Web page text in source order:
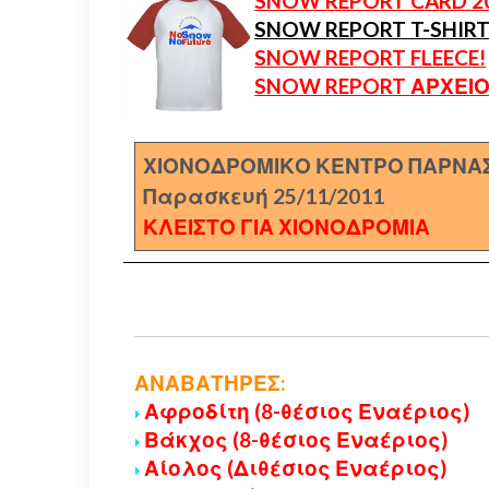
SNOW REPORT T-
SNOW REPORT FLEECE!
SNOW REPORT
ΧΙΟΝΟΔΡΟΜΙΚΟ ΚΕΝΤΡΟ
Παρασκευή 25/11/2011
ΚΛΕΙΣΤΟ ΓΙΑ ΧΙΟΝΟΔΡΟΜΙΑ
ΑΝΑΒΑΤΗΡΕΣ:
Αφροδίτη (8-θέσιος Εναέριος)
Βάκχος (8-θέσιος Εναέριος)
Αίολος (Διθέσιος Εναέριος)